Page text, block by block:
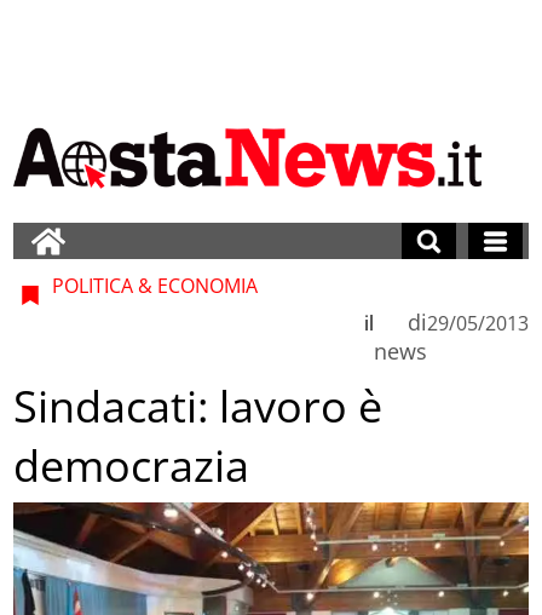
POLITICA & ECONOMIA
di
news
il 29/05/2013
Sindacati: lavoro è
democrazia